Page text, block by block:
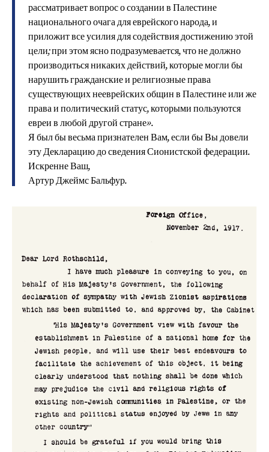
рассматривает вопрос о создании в Палестине
национального очага для еврейского народа, и
приложит все усилия для содействия достижению этой
цели; при этом ясно подразумевается, что не должно
производиться никаких действий, которые могли бы
нарушить гражданские и религиозные права
существующих нееврейских общин в Палестине или же
права и политический статус, которыми пользуются
евреи в любой другой стране».
Я был бы весьма признателен Вам, если бы Вы довели
эту Декларацию до сведения Сионистской федерации.
Искренне Ваш,
Артур Джеймс Бальфур.